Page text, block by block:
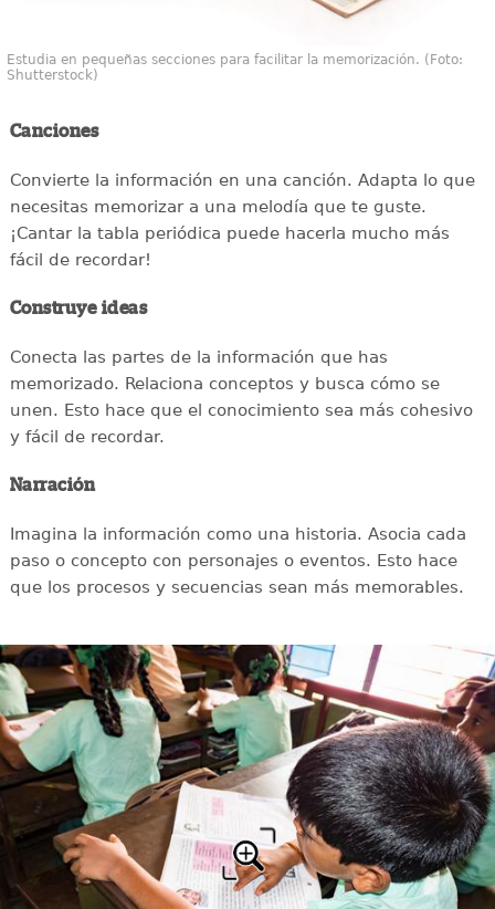
Estudia en pequeñas secciones para facilitar la memorización. (Foto:
Shutterstock)
Canciones
Convierte la información en una canción. Adapta lo que
necesitas memorizar a una melodía que te guste.
¡Cantar la tabla periódica puede hacerla mucho más
fácil de recordar!
Construye ideas
Conecta las partes de la información que has
memorizado. Relaciona conceptos y busca cómo se
unen. Esto hace que el conocimiento sea más cohesivo
y fácil de recordar.
Narración
Imagina la información como una historia. Asocia cada
paso o concepto con personajes o eventos. Esto hace
que los procesos y secuencias sean más memorables.